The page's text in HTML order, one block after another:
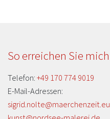
So erreichen Sie mich
Telefon: +49 170 774 9019
E-Mail-Adressen:
sigrid.nolte@maerchenzeit.eu